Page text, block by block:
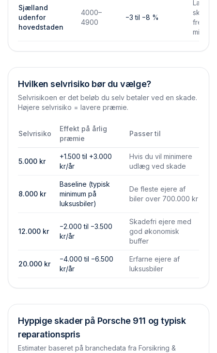
Sjælland
udenfor
hovedstaden
4000–
4900
−3 til −8 %
Lavere
mindre
Hvilken selvrisiko bør du vælge?
Selvrisikoen er det beløb du selv betaler ved en skade.
Højere selvrisiko = lavere præmie.
Selvrisiko
Effekt på årlig
præmie
Passer til
5.000 kr
+1.500 til +3.000
kr/år
Hvis du vil minimere
udlæg ved skade
8.000 kr
Baseline (typisk
minimum på
luksusbiler)
De fleste ejere af
biler over 700.000 kr
12.000 kr
−2.000 til −3.500
kr/år
Skadefri ejere med
god økonomisk
buffer
20.000 kr
−4.000 til −6.500
kr/år
Erfarne ejere af
luksusbiler
Hyppige skader på Porsche 911 og typisk
reparationspris
Estimater baseret på branchedata fra Forsikring &